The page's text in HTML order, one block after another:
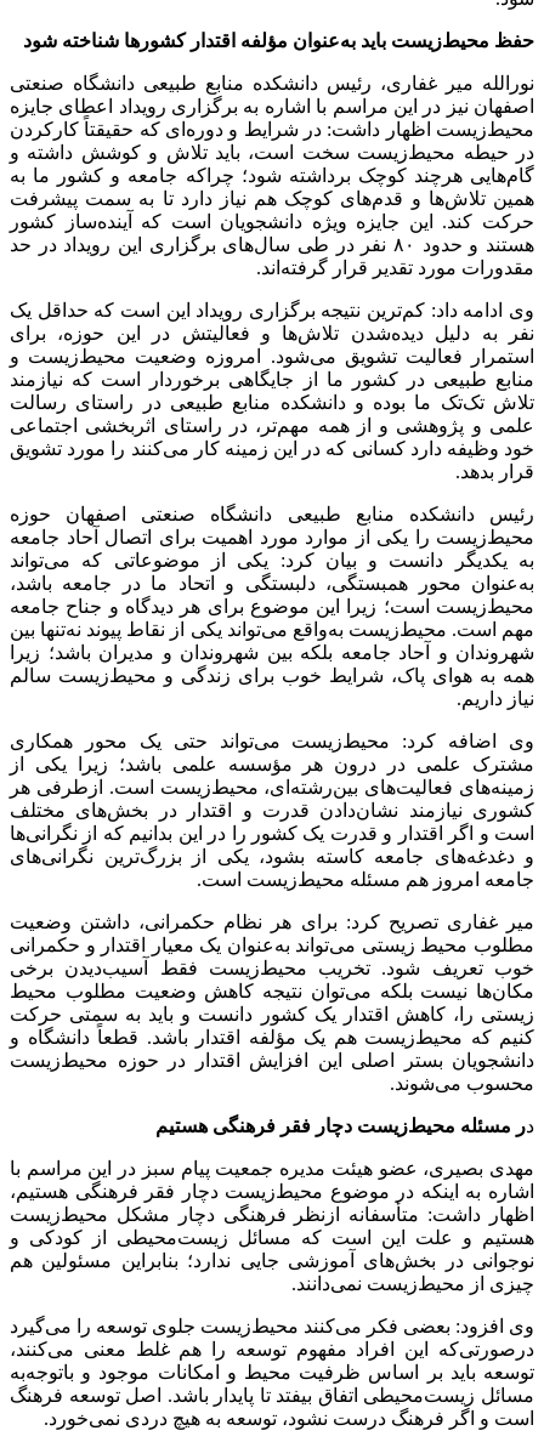
حفظ محیط‌زیست باید به‌عنوان مؤلفه اقتدار کشورها شناخته شود
نورالله میر غفاری، رئیس دانشکده منابع طبیعی دانشگاه صنعتی
اصفهان نیز در این مراسم با اشاره به برگزاری رویداد اعطای جایزه
محیط‌زیست اظهار داشت: در شرایط و دوره‌ای که حقیقتاً کارکردن
در حیطه محیط‌زیست سخت است، باید تلاش و کوشش داشته و
گام‌هایی هرچند کوچک برداشته شود؛ چراکه جامعه و کشور ما به
همین تلاش‌ها و قدم‌های کوچک هم نیاز دارد تا به سمت پیشرفت
حرکت کند. این جایزه ویژه دانشجویان است که آینده‌ساز کشور
هستند و حدود ۸۰ نفر در طی سال‌های برگزاری این رویداد در حد
مقدورات مورد تقدیر قرار گرفته‌اند.
وی ادامه داد: کم‌ترین نتیجه برگزاری رویداد این است که حداقل یک
نفر به دلیل دیده‌شدن تلاش‌ها و فعالیتش در این حوزه، برای
استمرار فعالیت تشویق می‌شود. امروزه وضعیت محیط‌زیست و
منابع طبیعی در کشور ما از جایگاهی برخوردار است که نیازمند
تلاش تک‌تک ما بوده و دانشکده منابع طبیعی در راستای رسالت
علمی و پژوهشی و از همه مهم‌تر، در راستای اثربخشی اجتماعی
خود وظیفه دارد کسانی که در این زمینه کار می‌کنند را مورد تشویق
قرار بدهد.
رئیس دانشکده منابع طبیعی دانشگاه صنعتی اصفهان حوزه
محیط‌زیست را یکی از موارد مورد اهمیت برای اتصال آحاد جامعه
به یکدیگر دانست و بیان کرد: یکی از موضوعاتی که می‌تواند
به‌عنوان محور همبستگی، دلبستگی و اتحاد ما در جامعه باشد،
محیط‌زیست است؛ زیرا این موضوع برای هر دیدگاه و جناح جامعه
مهم است. محیط‌زیست به‌واقع می‌تواند یکی از نقاط پیوند نه‌تنها بین
شهروندان و آحاد جامعه بلکه بین شهروندان و مدیران باشد؛ زیرا
همه به هوای پاک، شرایط خوب برای زندگی و محیط‌زیست سالم
نیاز داریم.
وی اضافه کرد: محیط‌زیست می‌تواند حتی یک محور همکاری
مشترک علمی در درون هر مؤسسه علمی باشد؛ زیرا یکی از
زمینه‌های فعالیت‌های بین‌رشته‌ای، محیط‌زیست است. ازطرفی هر
کشوری نیازمند نشان‌دادن قدرت و اقتدار در بخش‌های مختلف
است و اگر اقتدار و قدرت یک کشور را در این بدانیم که از نگرانی‌ها
و دغدغه‌های جامعه کاسته بشود، یکی از بزرگ‌ترین نگرانی‌های
جامعه امروز هم مسئله محیط‌زیست است.
میر غفاری تصریح کرد: برای هر نظام حکمرانی، داشتن وضعیت
مطلوب محیط زیستی می‌تواند به‌عنوان یک معیار اقتدار و حکمرانی
خوب تعریف شود. تخریب محیط‌زیست فقط آسیب‌دیدن برخی
مکان‌ها نیست بلکه می‌توان نتیجه کاهش وضعیت مطلوب محیط
زیستی را، کاهش اقتدار یک کشور دانست و باید به سمتی حرکت
کنیم که محیط‌زیست هم یک مؤلفه اقتدار باشد. قطعاً دانشگاه و
دانشجویان بستر اصلی این افزایش اقتدار در حوزه محیط‌زیست
محسوب می‌شوند.
در مسئله محیط‌زیست دچار فقر فرهنگی هستیم
مهدی بصیری، عضو هیئت‌ مدیره جمعیت پیام سبز در این مراسم با
اشاره به اینکه در موضوع محیط‌زیست دچار فقر فرهنگی هستیم،
اظهار داشت: متأسفانه ازنظر فرهنگی دچار مشکل محیط‌زیست
هستیم و علت این است که مسائل زیست‌محیطی از کودکی و
نوجوانی در بخش‌های آموزشی جایی ندارد؛ بنابراین مسئولین هم
چیزی از محیط‌زیست نمی‌دانند.
وی افزود: بعضی فکر می‌کنند محیط‌زیست جلوی توسعه را می‌گیرد
درصورتی‌که این افراد مفهوم توسعه را هم غلط معنی می‌کنند،
توسعه باید بر اساس ظرفیت محیط و امکانات موجود و باتوجه‌به
مسائل زیست‌محیطی اتفاق بیفتد تا پایدار باشد. اصل توسعه فرهنگ
است و اگر فرهنگ درست نشود، توسعه به هیچ دردی نمی‌خورد.